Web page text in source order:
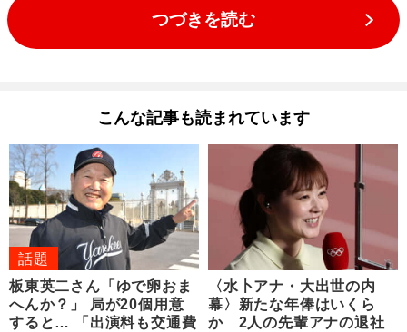
つづきを読む
こんな記事も読まれています
話題
板東英二さん「ゆで卵おま
へんか？」 局が20個用意
すると… 「出演料も交通費
〈水卜アナ・大出世の内
幕〉新たな年俸はいくら
か 2人の先輩アナの退社